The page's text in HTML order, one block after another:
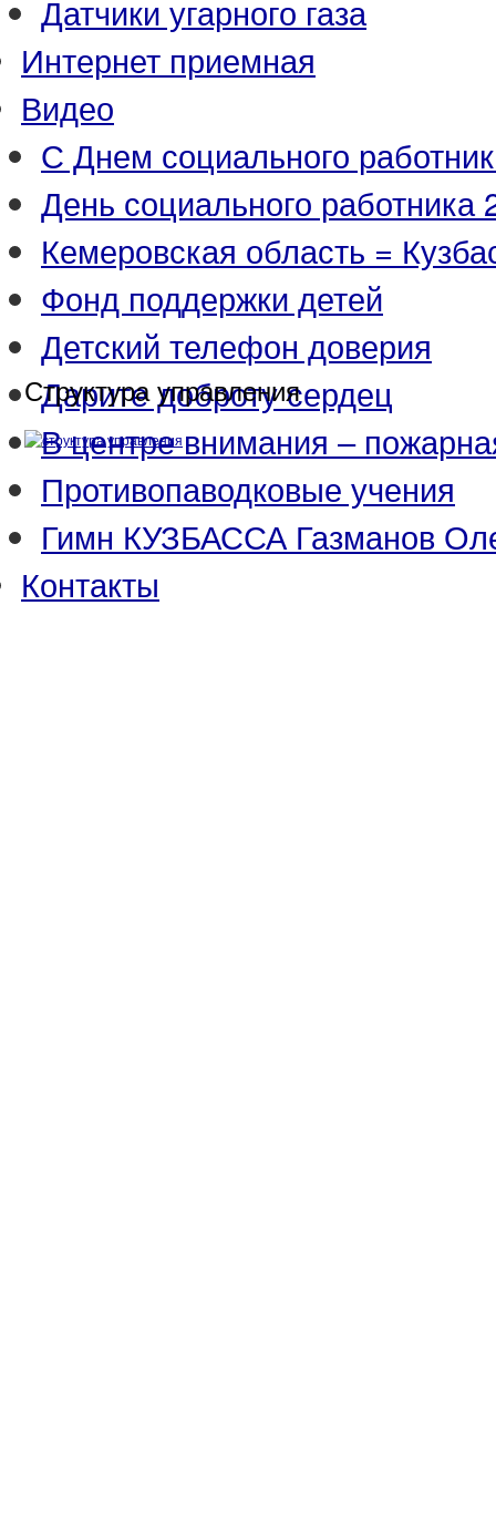
Датчики угарного газа
Интернет приемная
Видео
С Днем социального
День социального работника
Кемеровская область =
Фонд поддержки детей
Детский телефон доверия
Дарите доброту сердец
В центре внимания –
Противопаводковые учения
Гимн КУЗБАССА Газманов
Контакты
Структура управления